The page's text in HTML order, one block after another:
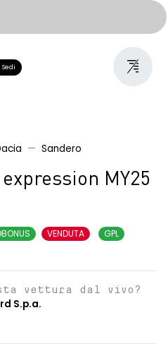
Sedi
Sandero
MY25
VENDUTA
GPL
vettura dal vivo?
S.p.a.